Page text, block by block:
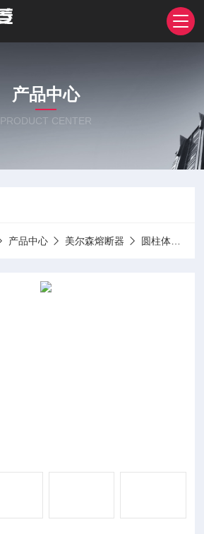
产品中心
PRODUCT CENTER
产品中心 美尔森熔断器 圆柱体熔断器